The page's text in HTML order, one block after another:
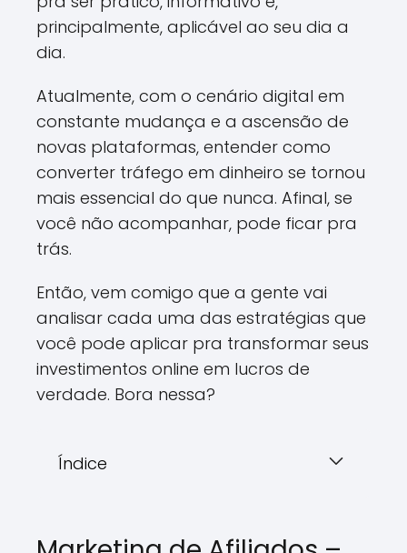
principalmente, aplicável ao seu dia a
dia.
Atualmente, com o cenário digital em
constante mudança e a ascensão de
novas plataformas, entender como
converter tráfego em dinheiro se tornou
mais essencial do que nunca. Afinal, se
você não acompanhar, pode ficar pra
trás.
Então, vem comigo que a gente vai
analisar cada uma das estratégias que
você pode aplicar pra transformar seus
investimentos online em lucros de
verdade. Bora nessa?
Índice